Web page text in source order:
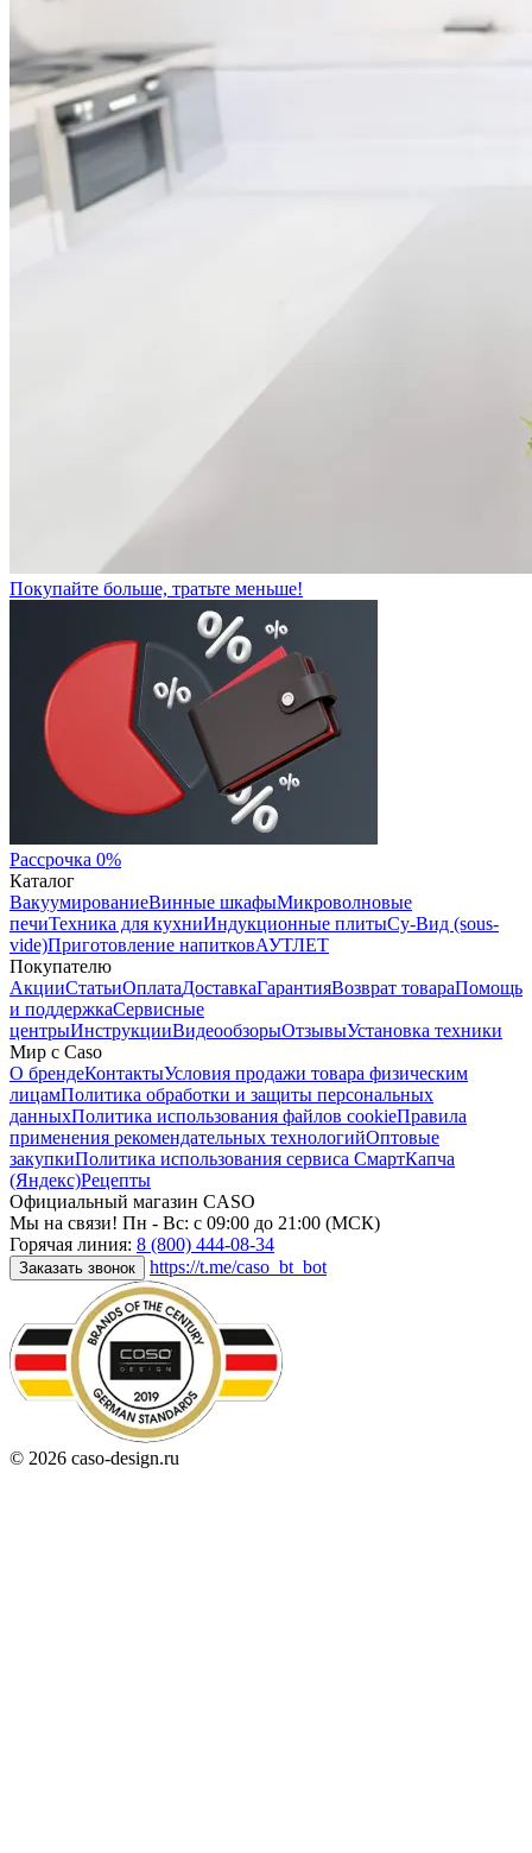
Покупайте больше, тратьте меньше!
Рассрочка 0%
Каталог
ВакуумированиеВинные шкафыМикроволновые
печиТехника для кухниИндукционные плитыСу-Вид (sous-
vide)Приготовление напитковАУТЛЕТ
Покупателю
АкцииСтатьиОплатаДоставкаГарантияВозврат товараПомощь
и поддержкаСервисные
центрыИнструкцииВидеообзорыОтзывыУстановка техники
Мир с Caso
О брендеКонтактыУсловия продажи товара физическим
лицамПолитика обработки и защиты персональных
данныхПолитика использования файлов cookieПравила
применения рекомендательных технологийОптовые
закупкиПолитика использования сервиса СмартКапча
(Яндекс)Рецепты
Официальный магазин CASO
Мы на связи! Пн - Вс: с 09:00 до 21:00 (МСК)
Горячая линия: 8 (800) 444-08-34
Заказать звонок https://t.me/caso_bt_bot
© 2026 caso-design.ru